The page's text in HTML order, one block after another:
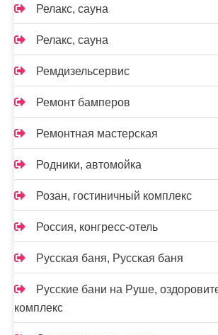
Релакс, сауна
Релакс, сауна
Ремдизельсервис
Ремонт бамперов
Ремонтная мастерская
Родники, автомойка
Розан, гостиничный комплекс
Россия, конгресс-отель
Русская баня, Русская баня
Русские бани на Руше,
комплекс